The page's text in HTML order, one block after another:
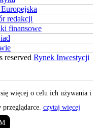
redakcji
finansowe
reserved Rynek Inwestycji
więcej o celu ich używania i
czytaj więcej